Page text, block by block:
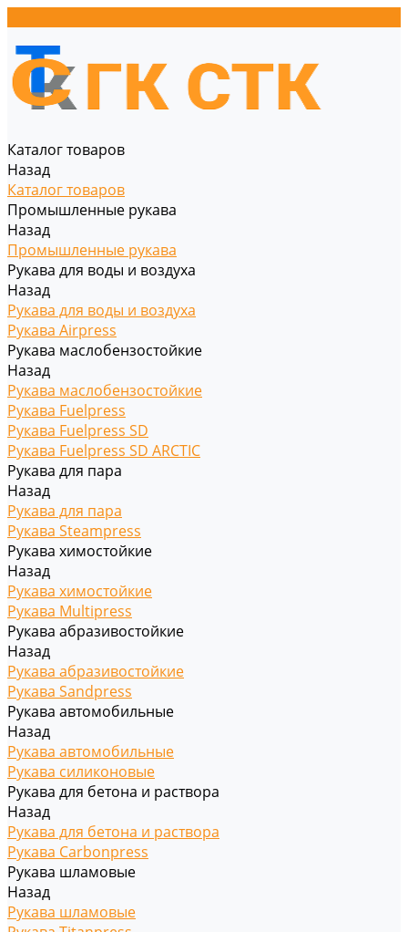
Каталог товаров
Назад
Каталог товаров
Промышленные рукава
Назад
Промышленные рукава
Рукава для воды и воздуха
Назад
Рукава для воды и воздуха
Рукава Airpress
Рукава маслобензостойкие
Назад
Рукава маслобензостойкие
Рукава Fuelpress
Рукава Fuelpress SD
Рукава Fuelpress SD ARCTIC
Рукава для пара
Назад
Рукава для пара
Рукава Steampress
Рукава химостойкие
Назад
Рукава химостойкие
Рукава Multipress
Рукава абразивостойкие
Назад
Рукава абразивостойкие
Рукава Sandpress
Рукава автомобильные
Назад
Рукава автомобильные
Рукава силиконовые
Рукава для бетона и раствора
Назад
Рукава для бетона и раствора
Рукава Carbonpress
Рукава шламовые
Назад
Рукава шламовые